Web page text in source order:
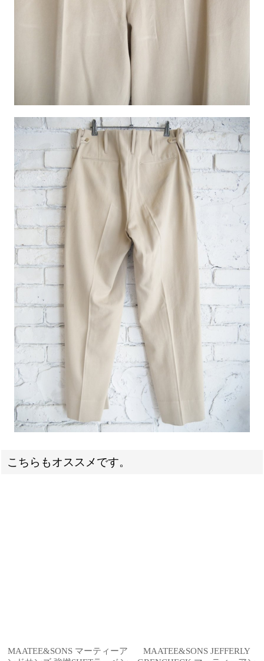
こちらもオススメです。
MAATEE&SONS マーティーア
MAATEE&SONS JEFFERLY